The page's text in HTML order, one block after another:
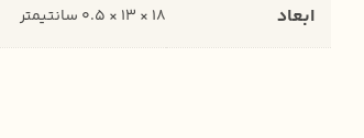
ابعاد 18 × 13 × 0.5 سانتیمتر